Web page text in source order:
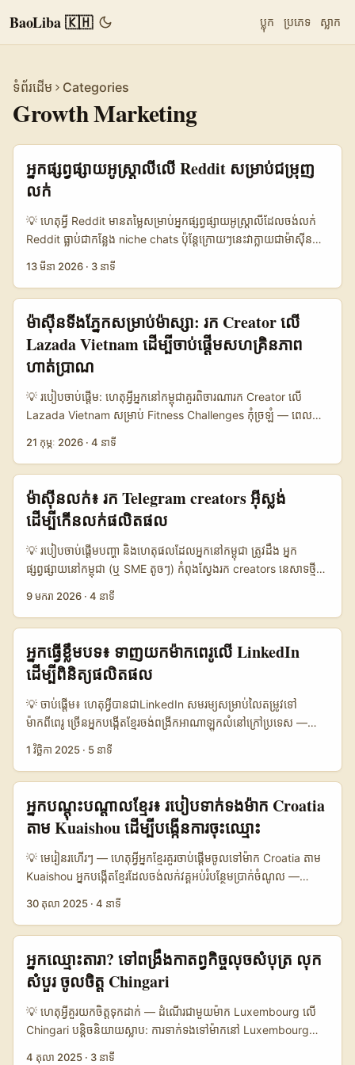
BaoLiba 🇰🇭 ប្លុក ប្រភេទ ស្លាក
ទំព័រដើម Categories
Growth Marketing
អ្នកផ្សព្វផ្សាយអូស្ត្រាលីលើ Reddit សម្រាប់ជម្រុញ
លក់
💡 ហេតុអ្វី Reddit មានតម្លៃសម្រាប់អ្នកផ្សព្វផ្សាយអូស្ត្រាលីដែលចង់លក់
Reddit ធ្លាប់ជាកន្លែង niche chats ប៉ុន្តែក្រោយៗនេះវាក្លាយជាម៉ាស៊ីន
នៅកម្ពុជា និងចង់ដាក់លក់ target audience នៅអូស្ត្រាលី ត្រូវយល់
context, subreddits និង creator behavior ពីព្រោះការលក់ដោយ
អ្នកបង្ការ (creator-led sales) នៅទីនេះផ្អែកលើទំនុកចិត្តនិងភាពពាក់ព័ន្ធ
ជាក់ស្ដែង។ ឧទាហរណ៍នៃការមើលឃើញដំណើរការ creator economy គឺ
(dripfed.tv) ដែលបង្ហាញថា creators អូស្ត្រាលីកំពុងបំលែង
ការយកចំណ_attention ទៅកាន់អារម្មណ៍, identity និង ការធ្វើជាអ្នក
ជំនួញ។ ព័ត៌មាននេះពាំនាំយើងឲ្យដឹងថា—creator commerce គឺ
📊 ជារាយការណ៍ទិន្នន័យ (ប្រៀបធៀបប្លុកផ្លាត់) 🧩 Metric Reddit (AU-
focused) TikTok (AU creators) Instagram (AU creators) 👥
Monthly Active (est.) 1.200.000 2.500.000 1.800.000 📈
Engagement (typical) 6% 12% 8% 💰 Average CPA for
creator-led sale 30 AUD 22 AUD 28 AUD 🔍 Search intent
signal High Medium Low 🛠️ Tools for discovery subreddit
Marketplace tags, influencer platforms តារាងនេះបង្ហាញថា
Reddit មានសញ្ញា search intent ខ្លាំង និង community-level
influence ខ្ពស់ ប៉ុន្តែ TikTok សម្រាប់ conversion ថ្មី និង
engagement ខ្ពស់ជាង។ សម្រាប់ campaign នៅអូស្ត្រាលី, Reddit
ល្អសម្រាប់ niche traction និង social proof; TikTok/Instagram
ឈរជាឧបករណ៍ scaling។ ...
13 មីនា 2026 · 3 នាទី
ម៉ាសុីនទីងភ្នែកសម្រាប់ម៉ាស្សា: រក Creator លើ
Lazada Vietnam ដើម្បីចាប់ផ្តើមសហគ្រិនភាព
ហាត់ប្រាណ
💡 របៀបចាប់ផ្តើម: ហេតុអ្វីអ្នកនៅកម្ពុជា​គួរពិចារណារក Creator លើ
Lazada Vietnam សម្រាប់ Fitness Challenges កុំច្រឡំ — ពេលនេះ
Lazada Vietnam កំពុងតែមើលឃើញការរីកចម្រើនរួមជាមួយ digital
ព័ត៌មានបញ្ជាក់ថា Olive Young បានចេញ mobile gift coupons លក់
នៅលើ Lazada Vietnam តាមរយៈក្រុមហ៊ុន M12PLUS និង Giftpop
ដូចដែល The Korea Herald រាយការណ៍)។ ន័យថា Lazada ក្លាយជា
channel ធ្វើ conversion ដ៏មានតម្លៃសម្រាប់ campaigns ផលិតផល
សុខភាព និង fitness — បើអ្នកចង់ធ្វើ fitness challenge ដែលមាន
short‑term sales outcome និង community growth។ ...
21 កុម្ភៈ 2026 · 4 នាទី
ម៉ាស៊ីនលក់៖ រក Telegram creators អ៊ីស្លង់
ដើម្បីកើនលក់ផលិតផល
💡 របៀបចាប់ផ្តើមបញ្ហា និងហេតុផលដែលអ្នកនៅកម្ពុជា ត្រូវដឹង អ្នក
ផ្សព្វផ្សាយនៅកម្ពុជា (ឬ SME តូចៗ) កំពុងស្វែងរក creators នេសាទថ្មីៗ
ជាកម្មវិធីដែលត្រូវមានការគិតជារង្វង់: កំណត់ persona, ស្វែង niche
Telegram communities, វាស់ engagement, ហើយធ្វើការចងក្រង
content ដែលជាកម្មវិធីលក់ដោយខ្លួនឯង (product-led). ទស្សនៈថ្មីៗពី
ឧស្សាហកម្មបង្កើត content បង្ហាញថា creator ecosystems អាច
scale ញឹកញាប់ — មានឧទាហរណ៍ពី Myntra និង Snap Inc ដែល
បង្ហាញ growth លើ creator-led commerce (ពិចារណាៈ Myntra
បានឲ្យដឹងពីការកើនចំនួន shopper-creators និង conversion rates
ខ្ពស់; Snap ធ្លាប់និយាយថាកម្មវិធី creators គឺ “the new search for
creators” ពិតប្រាកដ—អ្នកចង់បាន creators របស់ Iceland ដែលមាន
audience ឬ travel/content niche ដែលអាចជួយពង្រឹង product-
9 មករា 2026 · 4 នាទី
អ្នកធ្វើខ្លឹមបទ៖ ទាញយកម៉ាកពេរូលើ LinkedIn
ដើម្បីពិនិត្យផលិតផល
💡 ចាប់ផ្តើម៖ ហេតុអ្វីបានជាLinkedIn សមរម្យសម្រាប់លៃតម្រូវទៅ
ម៉ាកពីពេរូ ច្រើនអ្នកបង្កើតខ្មែរ​ចង់ពង្រីកអាណាឡូកលំនៅក្រៅប្រទេស —
ហើយPeru កំពុងមានម៉ាក lifestyle, food tech និង FMCG ថ្មីៗដែល
រាល់ខែមានផលិតផលថ្មីៗដាក់លក់។ LinkedIn ជាផ្លូវការល្អសម្រាប់ទាក់ទង
marketing directors និង export managers នៅ Peru — ពួកគេ
ប្រើ LinkedIn សម្រាប់ hunting partners និង PR opportunities។
បញ្ហាធំសម្រាប់អ្នកខ្មែរ? មិនដឹងថាត្រូវចាប់ពី đâu: រកម្ល៉ោះបុគ្គលណា, តើ
message ត្រូវសរសេរយ៉ាងដូចម្តេច, និងរបៀបបញ្ចេញដំណើរពិនិត្យ
ផលិតផលឲ្យមាន credibility។ អត្ថបទនេះផ្តល់ roadmap ពេញលេញ៖
ពហុឧបករណ៍ស្គែន talks (LinkedIn + Reddit), templates
outreach, និង strategy ដើម្បីបើកទ្វារសហការ។ 📊 Data Snapshot
Table Title 🧩 Metric Connection + Comment InMail / Paid
1.800 📈 Avg Response Rate 18% 12% 9% ⏱️ Time to
Reply 2–4 days 1–2 days 5–10 days 💰 Estimated Cost
Free $30–$150 per InMail batch $0–$200 (ads) 🔒 Best
Use Build trust / long term Targeted outreach Brand
awareness / PR តារាងនេះបង្ហាញ trade-offs រវាងការបង្កើតទំនាក់
ទំនងបឋម (connection+comment), ការបញ្ចូន InMail បង់ប្រាក់, និង
1 វិច្ឆិកា 2025 · 5 នាទី
អ្នកបណ្តុះបណ្តាលខ្មែរ៖ របៀបទាក់ទងម៉ាក Croatia
តាម Kuaishou ដើម្បីបង្កើនការចុះឈ្មោះ
💡 មេរៀនរហើរៗ — ហេតុអ្វីអ្នកខ្មែរ​គួរចាប់ផ្តើមចូលទៅម៉ាក Croatia តាម
Kuaishou អ្នកបង្កើតខ្មែរដែលចង់លក់វគ្គអប់រំបន្ថែមប្រាក់ចំណូល —
កម្មបណ្តុះបណ្តាល, ធុរកិច្ចសហគ្រាសតូច) និងជម្រុញឲ្យពួកគេចុះឈ្មោះក្នុង
សម្គាល់ៈ Kuaishou មាន community commerce DNA និងផ្តោតលើ
livestream e-commerce, ការបណ្តុះបណ្តាលសមត្ថភាពឌីជីថល
(ប្រភព៖ Kuaishou press releases) — វាជាផលិតផលដែលគួរឲ្យចាប់
អារម្មណ៍សម្រាប់ម៉ាកចង់លក់កម្ពុជីនិងអន្ដរជាតិ។ ពិភព creator
economy កំពុងរស់ឡើងនៅអាស៊ី-ប៉ាស៊ីហ្វិក (ប្រភព៖ Thailand
Business News) — មានអារម្មណ៍ថាម៉ាកអ៊ឺរ៉ុបចាប់អារម្មណ៍ច្រើន
ទៅលើឈានចូលទីផ្សារ​ខាងនេះ។ ទោះបីជា platform orientation ផ្ដល់
30 តុលា 2025 · 4 នាទី
អ្នកឈ្មោះតារា? ទៅពង្រឹងកាតព្វកិច្ចលុចសំបុត្រ លុក
សំបួរ ចូលចិត្ត Chingari
💡 ហេតុអ្វីគួរយកចិត្តទុកដាក់ — ដំណើរជាមួយម៉ាក Luxembourg លើ
Chingari បន្តិចនិយាយស្លាប: ការទាក់ទងទៅម៉ាកនៅ Luxembourg
4 តុលា 2025 · 3 នាទី